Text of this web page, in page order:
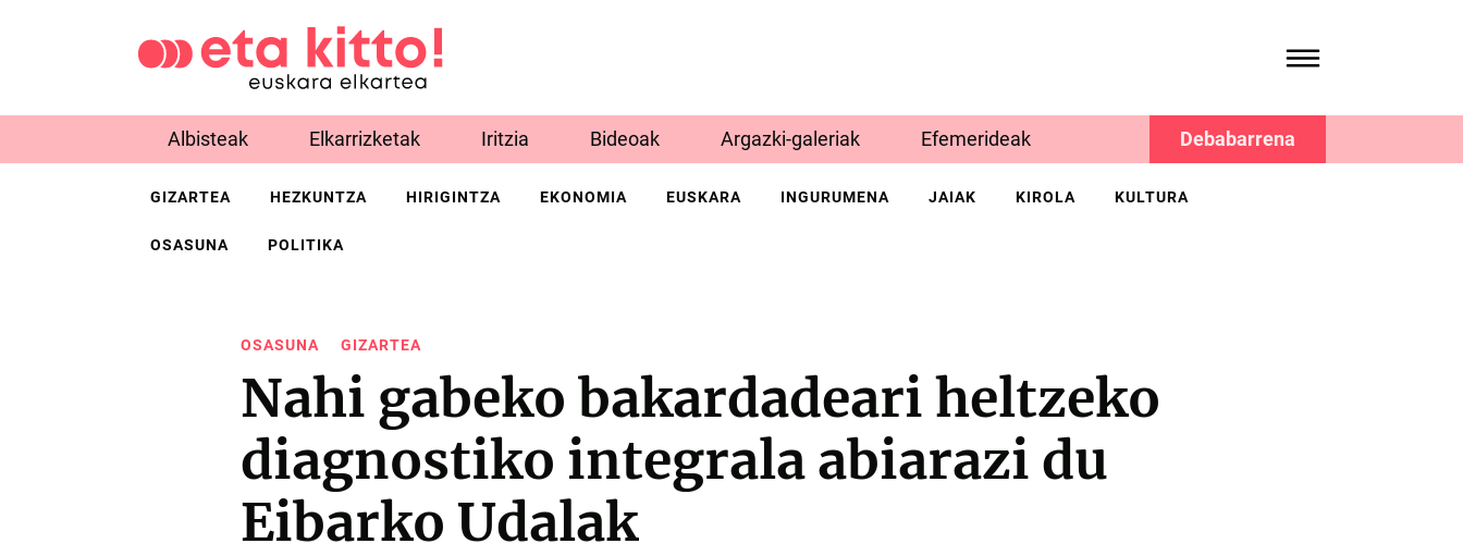
Albisteak Elkarrizketak Iritzia Bideoak Argazki-galeriak Efemerideak Debabarrena
GIZARTEA HEZKUNTZA HIRIGINTZA EKONOMIA EUSKARA INGURUMENA JAIAK KIROLA KULTURA
OSASUNA POLITIKA
OSASUNA GIZARTEA
Nahi gabeko bakardadeari heltzeko
diagnostiko integrala abiarazi du
Eibarko Udalak